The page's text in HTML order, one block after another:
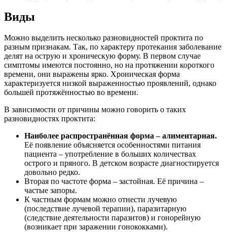
Виды
Можно выделить несколько разновидностей проктита по
разным признакам. Так, по характеру протекания заболевание
делят на острую и хроническую форму. В первом случае
симптомы имеются постоянно, но на протяжении короткого
времени, они выражены ярко. Хроническая форма
характеризуется низкой выраженностью проявлений, однако
большей протяжённостью во времени.
В зависимости от причины можно говорить о таких
разновидностях проктита:
Наиболее распространённая форма – алиментарная.
Её появление объясняется особенностями питания
пациента – употребление в больших количествах
острого и пряного. В детском возрасте диагностируется
довольно редко.
Вторая по частоте форма – застойная. Её причина –
частые запоры.
К частным формам можно отнести лучевую
(последствие лучевой терапии), паразитарную
(следствие деятельности паразитов) и гонорейную
(возникает при заражении гонококками).